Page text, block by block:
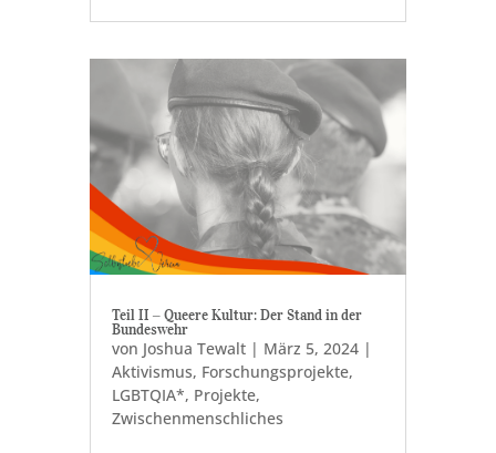
Teil II ‒ Queere Kultur: Der Stand in der
Bundeswehr
von Joshua Tewalt| März 5, 2024|
Aktivismus, Forschungsprojekte,
LGBTQIA*, Projekte,
Zwischenmenschliches